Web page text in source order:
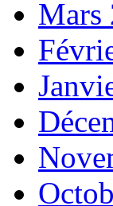
Mars